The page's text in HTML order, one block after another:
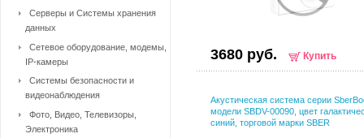
3680 руб. Купить
Акустическая система серии
модели SBDV-00090, цвет
синий, торговой марки SBER
Серверы и Системы хранения
данных
Сетевое оборудование, модемы,
IP-камеры
Системы безопасности и
видеонаблюдения
Фото, Видео, Телевизоры,
Электроника